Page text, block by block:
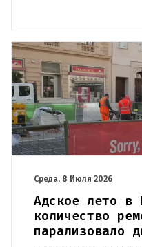
Среда, 8 Июля 2026
Адское лето в
количество
парализовало